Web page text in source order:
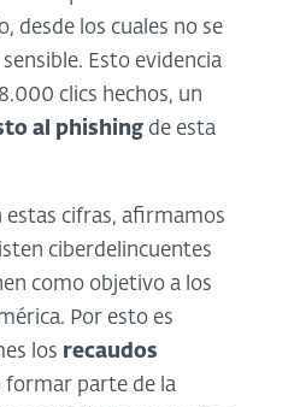
desde los cuales no se
Esto evidencia
clics hechos, un
al phishing de esta
estas cifras, afirmamos
ciberdelincuentes
como objetivo a los
Por esto es
los recaudos
formar parte de la